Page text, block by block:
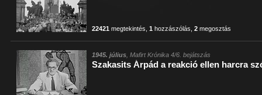
22421 megtekintés ,1 hozzászólás ,2 megosztás
1945. július , Mafirt Krónika 4/6. bejátszás
Szakasits Árpád a reakció ellen harcra